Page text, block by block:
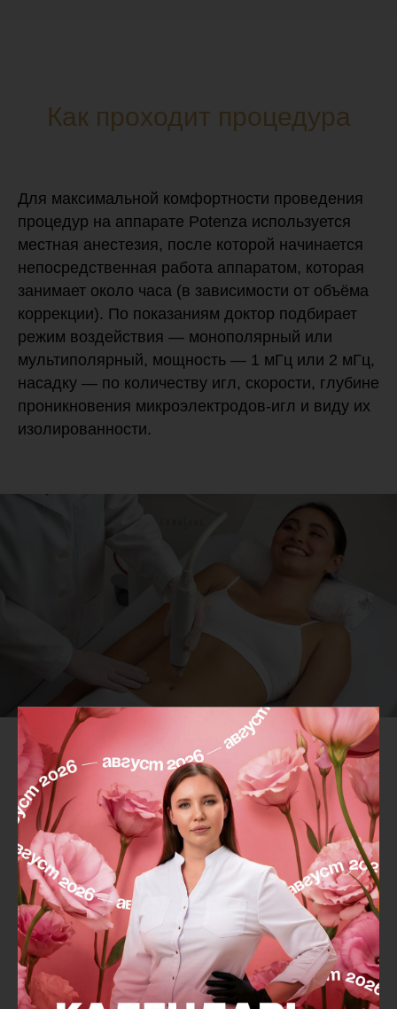
Как проходит процедура
Для максимальной комфортности проведения
процедур на аппарате Potenza используется
местная анестезия, после которой начинается
непосредственная работа аппаратом, которая
занимает около часа (в зависимости от объёма
коррекции). По показаниям доктор подбирает
режим воздействия — монополярный или
мультиполярный, мощность — 1 мГц или 2 мГц,
насадку — по количеству игл, скорости, глубине
проникновения микроэлектродов-игл и виду их
изолированности.
Столь гибкие настройки позволяют проводить
процедуру быстрее, с минимальной
травматизацией, без повреждения эпидермиса
и меньшим количеством проходов манипулы,
так как есть возможность одномоментного
воздействия сразу на двух уровнях мягких
тканей с равномерным распределением
радиочастотной энергии.